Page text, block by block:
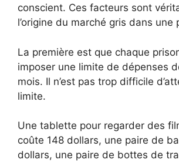
conscient. Ces facteurs sont
l’origine du marché gris dans une
La première est que chaque
imposer une limite de dépenses
mois. Il n’est pas trop difficile
limite.
Une tablette pour regarder des
coûte 148 dollars, une paire de
dollars, une paire de bottes de